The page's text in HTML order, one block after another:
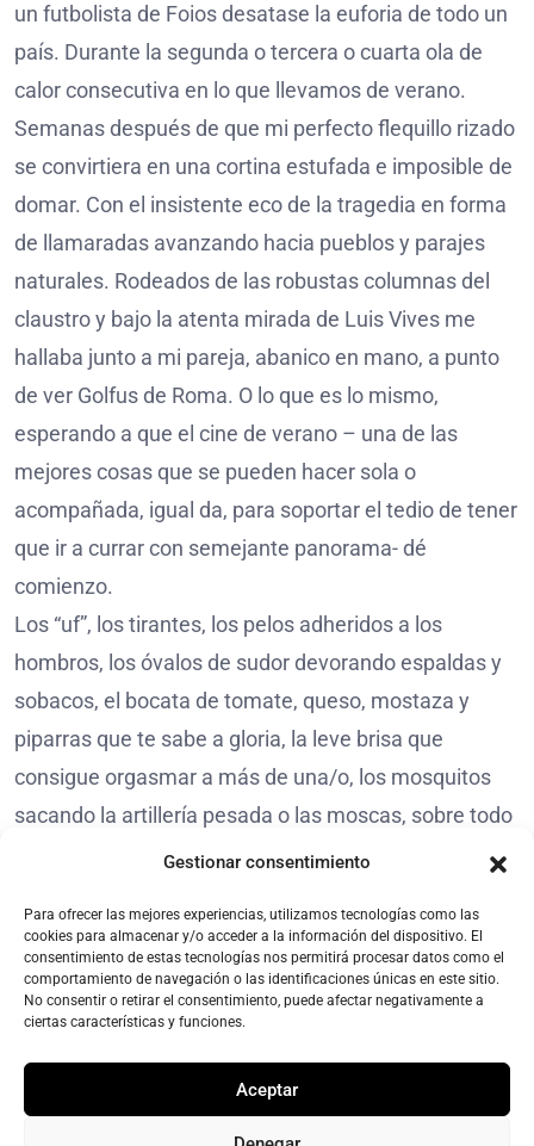
Gestionar consentimiento
Para ofrecer las mejores experiencias, utilizamos tecnologías como las
cookies para almacenar y/o acceder a la información del dispositivo. El
consentimiento de estas tecnologías nos permitirá procesar datos como el
comportamiento de navegación o las identificaciones únicas en este sitio.
No consentir o retirar el consentimiento, puede afectar negativamente a
ciertas características y funciones.
Aceptar
un futbolista de Foios desatase la euforia de todo un
país. Durante la segunda o tercera o cuarta ola de
calor consecutiva en lo que llevamos de verano.
Semanas después de que mi perfecto flequillo rizado
se convirtiera en una cortina estufada e imposible de
domar. Con el insistente eco de la tragedia en forma
de llamaradas avanzando hacia pueblos y parajes
naturales. Rodeados de las robustas columnas del
claustro y bajo la atenta mirada de Luis Vives me
hallaba junto a mi pareja, abanico en mano, a punto
de ver Golfus de Roma. O lo que es lo mismo,
esperando a que el cine de verano – una de las
mejores cosas que se pueden hacer sola o
acompañada, igual da, para soportar el tedio de tener
que ir a currar con semejante panorama- dé
comienzo.
Los “uf”, los tirantes, los pelos adheridos a los
hombros, los óvalos de sudor devorando espaldas y
sobacos, el bocata de tomate, queso, mostaza y
piparras que te sabe a gloria, la leve brisa que
consigue orgasmar a más de una/o, los mosquitos
sacando la artillería pesada o las moscas, sobre todo
las moscas, posándose sobre pieles que se
hemos convertido al Mediterráneo. Pese no haberla
revisado desde mi época universitaria, os puedo
asegurar que esta joyosa que mezcla el vodevil con
vez, pero también ser partícipe de ese sudor (palabra
mágica) que abrillantaba el rostro de unos intérpretes